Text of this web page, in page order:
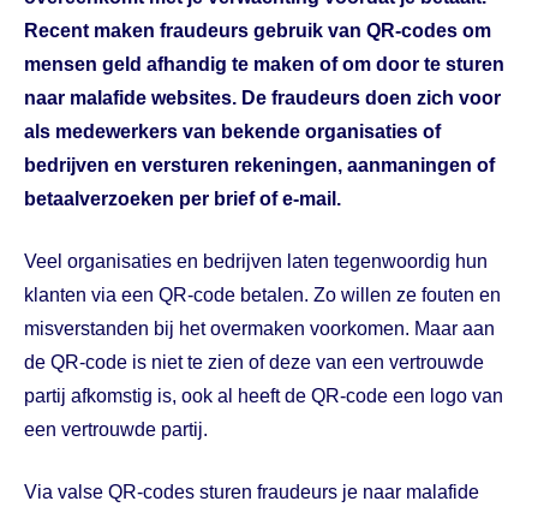
Recent maken fraudeurs gebruik van QR-codes om
mensen geld afhandig te maken of om door te sturen
naar malafide websites. De fraudeurs doen zich voor
als medewerkers van bekende organisaties of
bedrijven en versturen rekeningen, aanmaningen of
betaalverzoeken per brief of e-mail .
Veel organisaties en bedrijven laten tegenwoordig hun
klanten via een QR-code betalen. Zo willen ze fouten en
misverstanden bij het overmaken voorkomen. Maar aan
de QR-code is niet te zien of deze van een vertrouwde
partij afkomstig is, ook al heeft de QR-code een logo van
een vertrouwde partij.
Via valse QR-codes sturen fraudeurs je naar malafide